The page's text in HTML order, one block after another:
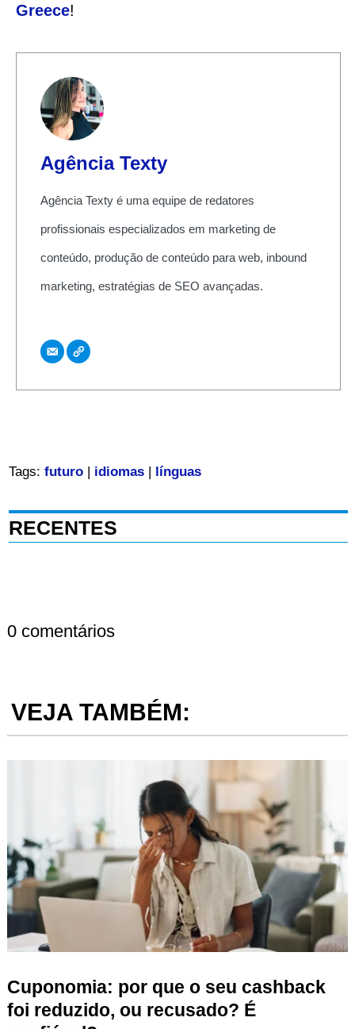
Greece!
Agência Texty
Agência Texty é uma equipe de redatores
profissionais especializados em marketing de
conteúdo, produção de conteúdo para web, inbound
marketing, estratégias de SEO avançadas.
Tags: futuro| idiomas| línguas
RECENTES
0 comentários
VEJA TAMBÉM:
Cuponomia: por que o seu cashback
foi reduzido, ou recusado? É